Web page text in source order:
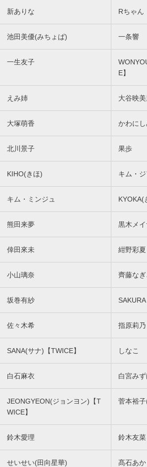
新ありな Rちゃん
池田美優(みちょぱ) 一条響
一生友子
E】
えみ姉 大谷映美
大塚萌香 かわに
北川景子 果歩
KIHO(きほ) キム・
キム・ミンジュ KYOKA(
熊田来夢 黒木メ
倖田來未 紺野彩夏
小山璃奈 齊藤なぎ
坂巻有紗 SAKURA
佐々木希 指原莉乃
SANA(サナ)【TWICE】 しなこ
白石麻衣 白宮みず
JEONGYEON(ジョンヨン)【T
WICE】
菅本裕
鈴木愛理 鈴木友菜
せいせい(田向星華) 髙石あか